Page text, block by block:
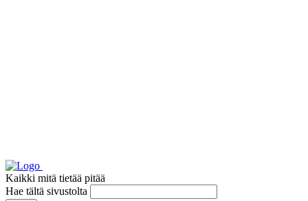
Kaikki mitä tietää pitää
Hae tältä sivustolta